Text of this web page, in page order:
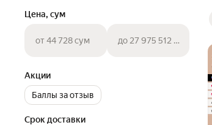
Цена, сум
от 44 728 сум до 27 975 512 сум
Акции
Баллы за отзыв
Срок доставки